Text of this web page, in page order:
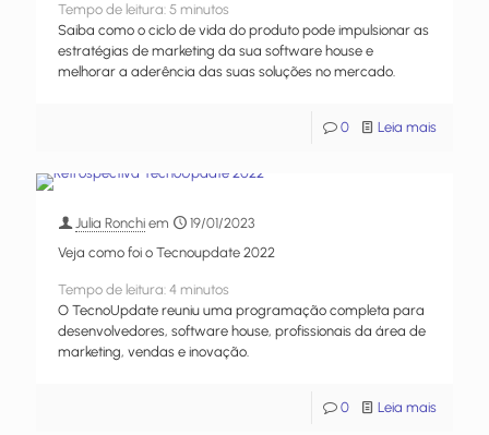
Tempo de leitura: 5 minutos
Saiba como o ciclo de vida do produto pode impulsionar as
estratégias de marketing da sua software house e
melhorar a aderência das suas soluções no mercado.
0 Leia mais
Julia Ronchi em
19/01/2023
Veja como foi o Tecnoupdate 2022
Tempo de leitura: 4 minutos
O TecnoUpdate reuniu uma programação completa para
desenvolvedores, software house, profissionais da área de
marketing, vendas e inovação.
0 Leia mais